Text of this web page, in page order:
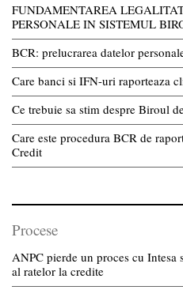
FUNDAMENTAREA
PERSONALE IN SISTEMUL
BCR: prelucrarea datelor
Care banci si IFN-uri raporteaza
Ce trebuie sa stim despre Biroul
Care este procedura BCR de
Credit
Procese
ANPC pierde un proces cu
al ratelor la credite